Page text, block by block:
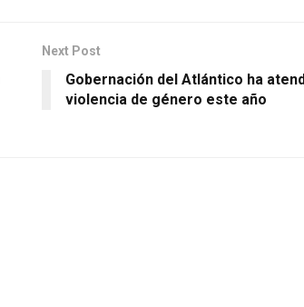
Next Post
Gobernación del Atlántico ha
violencia de género este año